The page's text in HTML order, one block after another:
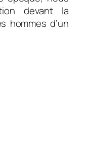
devant la
hommes d’un